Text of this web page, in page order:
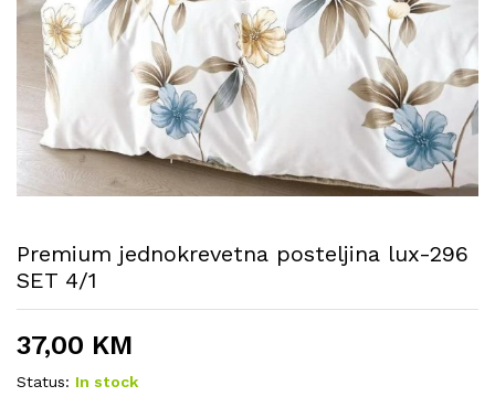
Premium jednokrevetna posteljina lux-296
SET 4/1
37,00 KM
Status: In stock